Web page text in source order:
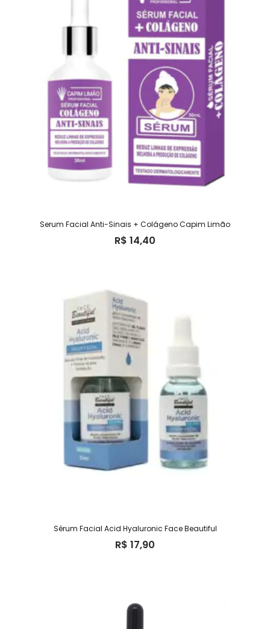
Serum Facial Anti-Sinais + Colágeno Capim Limão
R$ 14,40
Sérum Facial Acid Hyaluronic Face Beautiful
R$ 17,90